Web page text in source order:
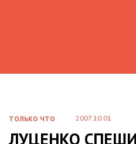
ТОЛЬКО ЧТО 2007.10.01
ЛУЦЕНКО